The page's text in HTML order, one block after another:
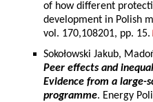
of how different
development in Polish
vol. 170,108201, pp. 15.
Sokołowski Jakub,
Peer effects and
Evidence from a large-
programme. Energy